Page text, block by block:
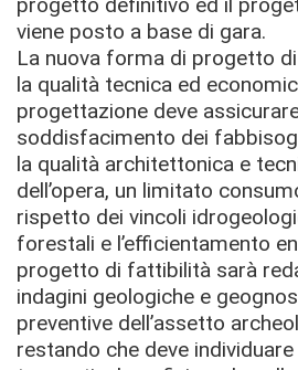
progetto definitivo ed il
viene posto a base di gara.
La nuova forma di progetto
la qualità tecnica ed
progettazione deve
soddisfacimento dei
la qualità architettonica e
dell’opera, un limitato
rispetto dei vincoli
forestali e l’efficientamento
progetto di fattibilità sarà
indagini geologiche e
preventive dell’assetto
restando che deve